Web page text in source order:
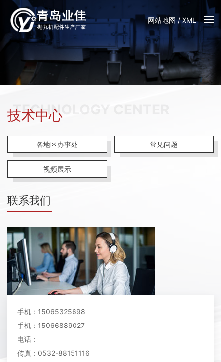
网站地图/XML
技术中心
TECHNOLOGY CENTER
各地区办事处 常见问题
视频展示
联系我们
手机：15065325698
手机：15066889027
电话：
传真：0532-88151116